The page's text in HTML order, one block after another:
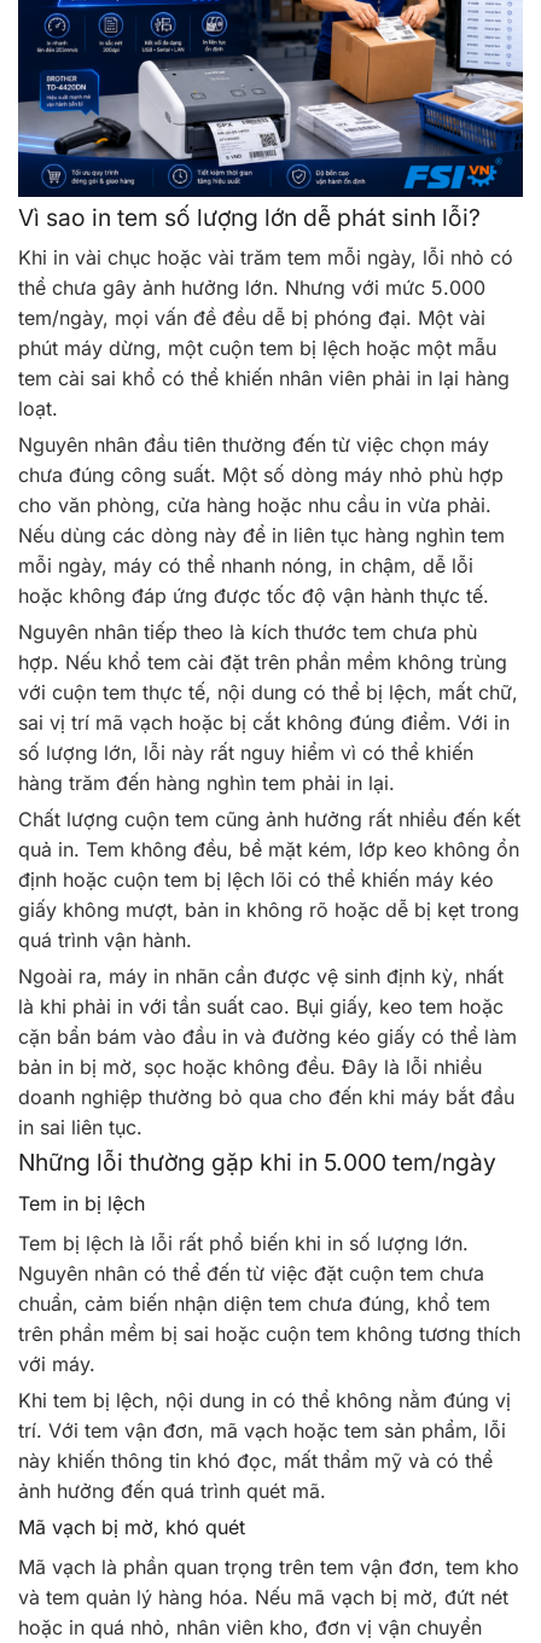
Vì sao in tem số lượng lớn dễ phát sinh lỗi?
Khi in vài chục hoặc vài trăm tem mỗi ngày, lỗi nhỏ có
thể chưa gây ảnh hưởng lớn. Nhưng với mức 5.000
tem/ngày, mọi vấn đề đều dễ bị phóng đại. Một vài
phút máy dừng, một cuộn tem bị lệch hoặc một mẫu
tem cài sai khổ có thể khiến nhân viên phải in lại hàng
loạt.
Nguyên nhân đầu tiên thường đến từ việc chọn máy
chưa đúng công suất. Một số dòng máy nhỏ phù hợp
cho văn phòng, cửa hàng hoặc nhu cầu in vừa phải.
Nếu dùng các dòng này để in liên tục hàng nghìn tem
mỗi ngày, máy có thể nhanh nóng, in chậm, dễ lỗi
hoặc không đáp ứng được tốc độ vận hành thực tế.
Nguyên nhân tiếp theo là kích thước tem chưa phù
hợp. Nếu khổ tem cài đặt trên phần mềm không trùng
với cuộn tem thực tế, nội dung có thể bị lệch, mất chữ,
sai vị trí mã vạch hoặc bị cắt không đúng điểm. Với in
số lượng lớn, lỗi này rất nguy hiểm vì có thể khiến
hàng trăm đến hàng nghìn tem phải in lại.
Chất lượng cuộn tem cũng ảnh hưởng rất nhiều đến kết
quả in. Tem không đều, bề mặt kém, lớp keo không ổn
định hoặc cuộn tem bị lệch lõi có thể khiến máy kéo
giấy không mượt, bản in không rõ hoặc dễ bị kẹt trong
quá trình vận hành.
Ngoài ra, máy in nhãn cần được vệ sinh định kỳ, nhất
là khi phải in với tần suất cao. Bụi giấy, keo tem hoặc
cặn bẩn bám vào đầu in và đường kéo giấy có thể làm
bản in bị mờ, sọc hoặc không đều. Đây là lỗi nhiều
doanh nghiệp thường bỏ qua cho đến khi máy bắt đầu
in sai liên tục.
Những lỗi thường gặp khi in 5.000 tem/ngày
Tem in bị lệch
Tem bị lệch là lỗi rất phổ biến khi in số lượng lớn.
Nguyên nhân có thể đến từ việc đặt cuộn tem chưa
chuẩn, cảm biến nhận diện tem chưa đúng, khổ tem
trên phần mềm bị sai hoặc cuộn tem không tương thích
với máy.
Khi tem bị lệch, nội dung in có thể không nằm đúng vị
trí. Với tem vận đơn, mã vạch hoặc tem sản phẩm, lỗi
này khiến thông tin khó đọc, mất thẩm mỹ và có thể
ảnh hưởng đến quá trình quét mã.
Mã vạch bị mờ, khó quét
Mã vạch là phần quan trọng trên tem vận đơn, tem kho
và tem quản lý hàng hóa. Nếu mã vạch bị mờ, đứt nét
hoặc in quá nhỏ, nhân viên kho, đơn vị vận chuyển